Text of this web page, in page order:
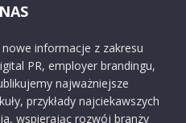
informacje z zakresu
PR, employer brandingu,
najważniejsze
przykłady najciekawszych
wspierając rozwój branży